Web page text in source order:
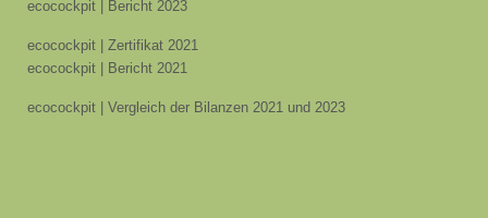
ecocockpit | Bericht 2023
ecocockpit | Zertifikat 2021
ecocockpit | Bericht 2021
ecocockpit | Vergleich der Bilanzen 2021 und 2023